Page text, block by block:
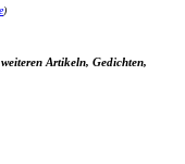
)
weiteren Artikeln, Gedichten,